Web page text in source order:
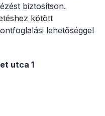
biztosítson.
kötött
lehetőséggel
utca 1